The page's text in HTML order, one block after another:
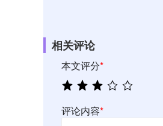
相关评论
本文评分*
评论内容*